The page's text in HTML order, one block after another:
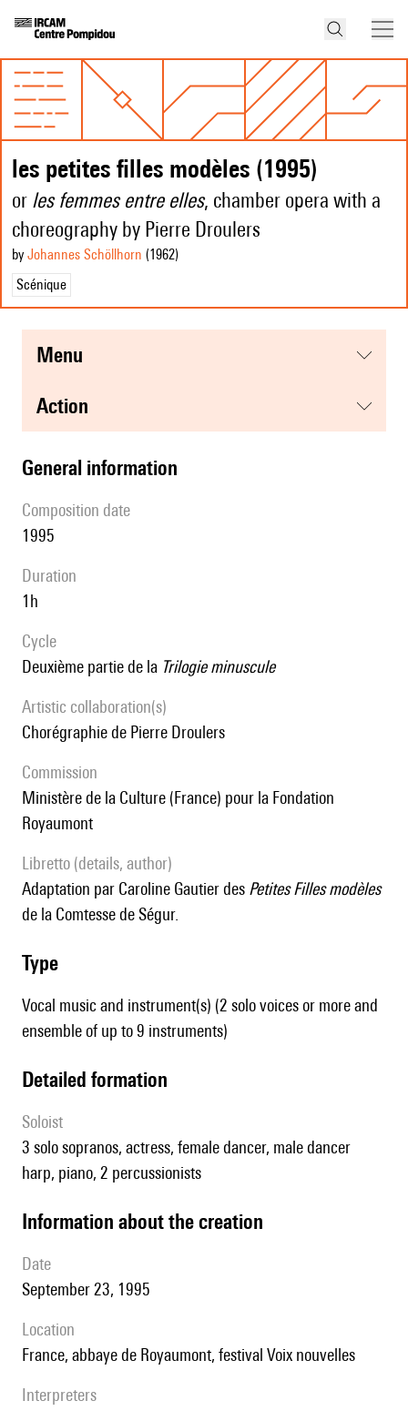
les petites filles modèles (1995)
or les femmes entre elles, chamber opera with a
choreography by Pierre Droulers
by Johannes Schöllhorn (1962)
Scénique
menu
action
general information
composition date
1995
duration
1h
Cycle
deuxième partie de la Trilogie minuscule
Artistic collaboration(s)
chorégraphie de Pierre Droulers
Commission
Ministère de la Culture (France) pour la Fondation
Royaumont
Libretto (details, author)
Adaptation par Caroline Gautier des Petites Filles modèles
de la Comtesse de Ségur.
type
Vocal music and instrument(s) (2 solo voices or more and
ensemble of up to 9 instruments)
detailed formation
Soloist
3 solo sopranos, actress, female dancer, male dancer
harp, piano, 2 percussionists
information about the creation
date
September 23, 1995
location
France, abbaye de Royaumont, festival Voix nouvelles
interpreters